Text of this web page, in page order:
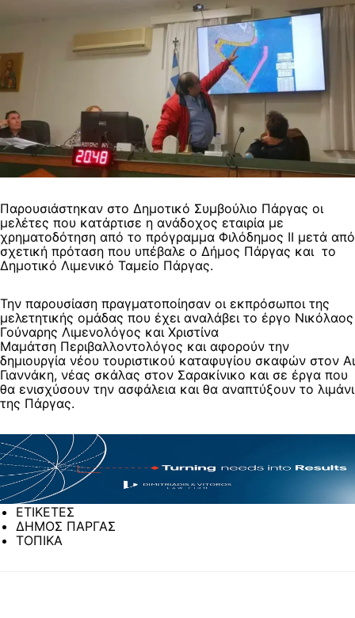
Παρουσιάστηκαν στο Δημοτικό Συμβούλιο Πάργας οι
μελέτες που κατάρτισε η ανάδοχος εταιρία με
χρηματοδότηση από το πρόγραμμα Φιλόδημος ΙΙ μετά από
σχετική πρόταση που υπέβαλε ο Δήμος Πάργας και το
Δημοτικό Λιμενικό Ταμείο Πάργας.
Την παρουσίαση πραγματοποίησαν οι εκπρόσωποι της
μελετητικής ομάδας που έχει αναλάβει το έργο Νικόλαος
Γούναρης Λιμενολόγος και Χριστίνα
Μαμάτση Περιβαλλοντολόγος και αφορούν την
δημιουργία νέου τουριστικού καταφυγίου σκαφών στον Αι
Γιαννάκη, νέας σκάλας στον Σαρακίνικο και σε έργα που
θα ενισχύσουν την ασφάλεια και θα αναπτύξουν το λιμάνι
της Πάργας.
ΕΤΙΚΕΤΕΣ
ΔΗΜΟΣ ΠΑΡΓΑΣ
ΤΟΠΙΚΑ